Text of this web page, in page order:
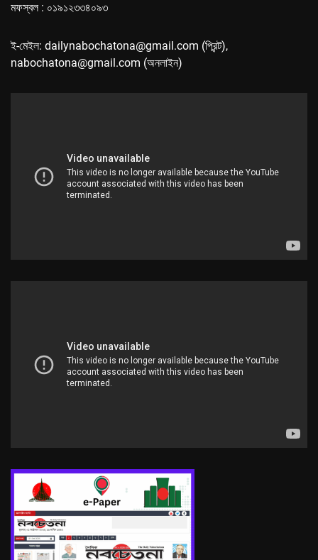
মফস্বল : ০১৯১২৩৩৪০৯৩
ই-মেইল: dailynabochatona@gmail.com (প্রিন্ট),
nabochatona@gmail.com (অনলাইন)